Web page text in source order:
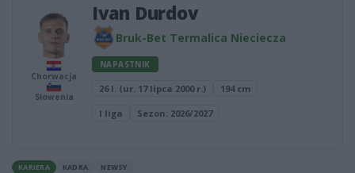
Chorwacja
Słowenia
Ivan Durdov
Bruk-Bet Termalica Nieciecza
NAPASTNIK
26 l. (ur. 17 lipca 2000 r.) 194 cm
I liga Sezon: 2026/2027
KARIERA KADRA NEWSY